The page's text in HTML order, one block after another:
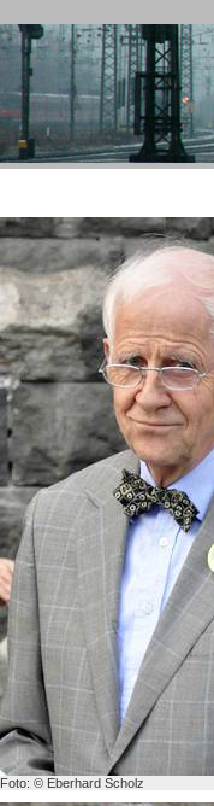
Foto: © Eberhard Scholz